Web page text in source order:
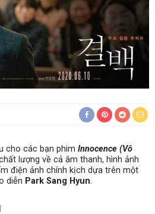
cho các bạn phim Innocence (Vô
lượng về cả âm thanh, hình ảnh
điện ảnh chính kịch dựa trên một
diễn Park Sang Hyun.